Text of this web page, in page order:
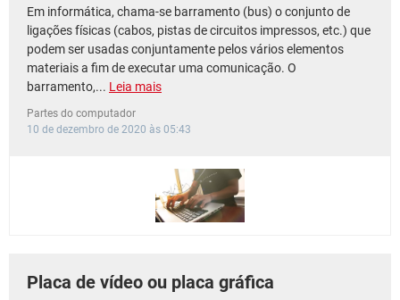
Em informática, chama-se barramento (bus) o conjunto de
ligações físicas (cabos, pistas de circuitos impressos, etc.) que
podem ser usadas conjuntamente pelos vários elementos
materiais a fim de executar uma comunicação. O
barramento,... Leia mais
Partes do computador
10 de dezembro de 2020 às 05:43
Placa de vídeo ou placa gráfica